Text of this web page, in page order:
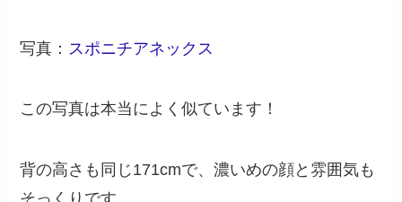
写真： スポニチアネックス
この写真は本当によく似ています！
背の高さも同じ171cmで、濃いめの顔と雰囲気も